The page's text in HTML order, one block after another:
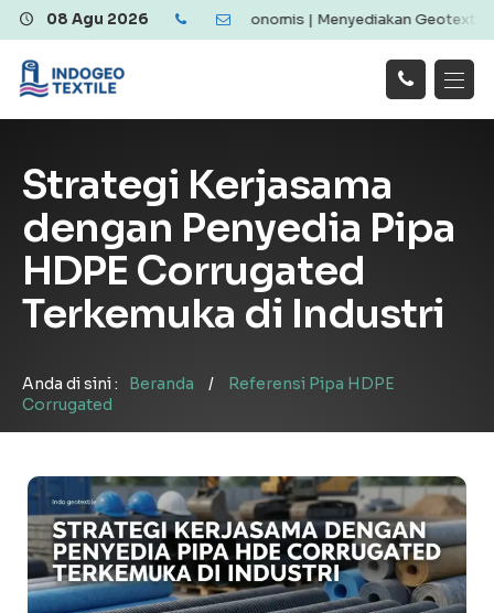
08 Agu 2026
Berkualitas dan Ekonomis | Menyediakan Geotextile Woven
Tentang Kami
Galeri
Layanan
Hubungi
Strategi Kerjasama
dengan Penyedia Pipa
HDPE Corrugated
Terkemuka di Industri
Anda di sini : Beranda /
Referensi Pipa HDPE
Corrugated